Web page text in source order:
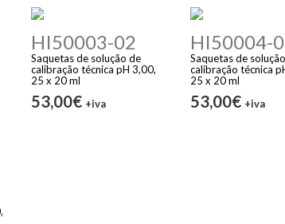
HI50003-02
Saquetas de solução de
calibração técnica pH 3,00,
25 x 20 ml
53,00€ +iva
HI50004-
Saquetas de
calibração técnica
25 x 20 ml
53,00€ +iva